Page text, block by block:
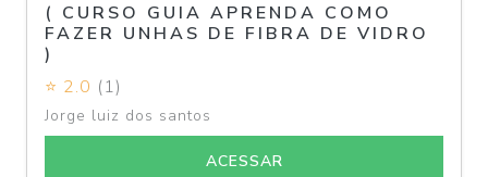
( CURSO GUIA APRENDA COMO
FAZER UNHAS DE FIBRA DE VIDRO
)
⭐ 2.0 (1)
Jorge luiz dos santos
ACESSAR